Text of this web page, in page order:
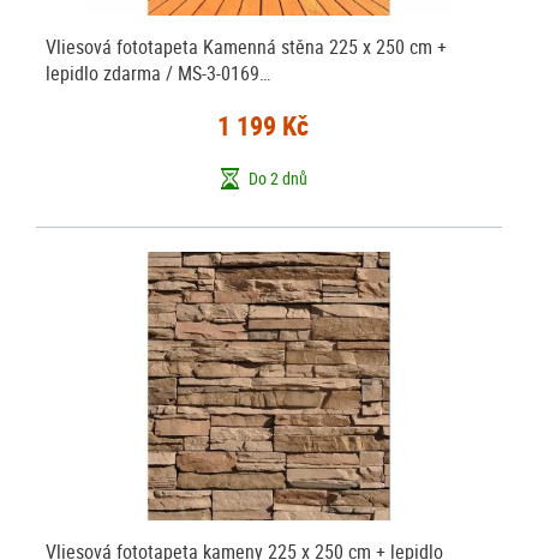
Vliesová fototapeta Kamenná stěna 225 x 250 cm +
lepidlo zdarma / MS-3-0169…
1 199 Kč
Do 2 dnů
Vliesová fototapeta kameny 225 x 250 cm + lepidlo